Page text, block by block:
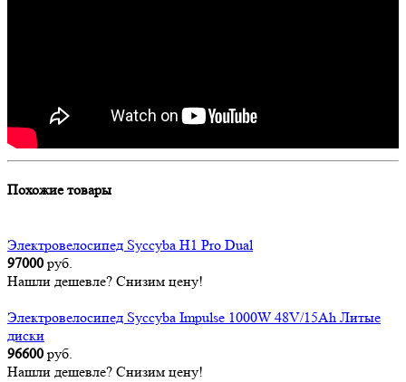
Похожие товары
Электровелосипед Syccyba H1 Pro Dual
97000 руб.
Нашли дешевле? Снизим цену!
Электровелосипед Syccyba Impulse 1000W 48V/15Ah Литые
диски
96600 руб.
Нашли дешевле? Снизим цену!